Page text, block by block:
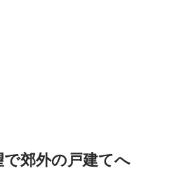
で郊外の戸建てへ